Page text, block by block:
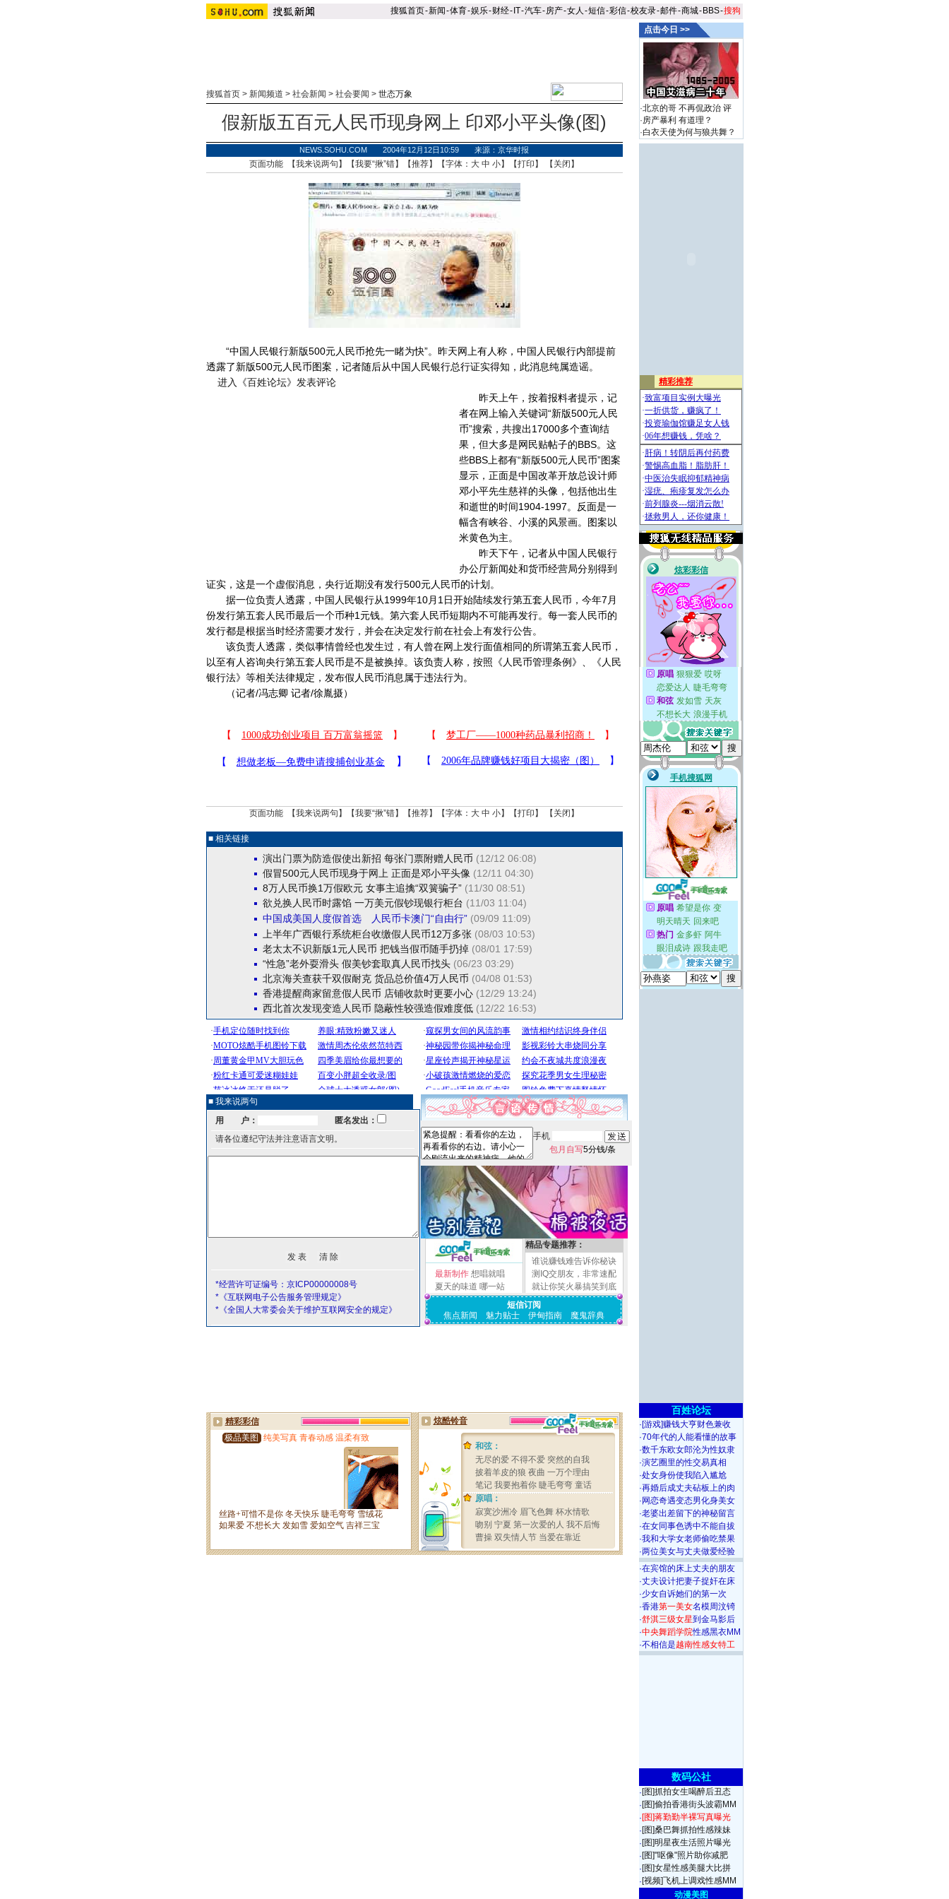
搜狐首页-新闻-体育-娱乐-财经- IT-汽车-房产-女人 -短信-彩信-校友录-邮件-商城- BBS-搜狗
搜狐首页> 新闻频道 > 社会新闻 > 社会要闻 > 世态万象
假新版五百元人民币现身网上 印邓小平头像(图)
NEWS.SOHU.COM 2004年12月12日10:59 来源：京华时报
页面功能 【我来说两句 】【我要“揪”错】【推荐】【字体： 大 中 小】【打印 】 【 关闭 】
“中国人民银行新版500元人民币抢先一睹为快”。昨天网上有人称，中国人民银行内部提前
透露了新版500元人民币图案，记者随后从中国人民银行总行证实得知，此消息纯属造谣。
进入《百姓论坛》发表评论
昨天上午，按着报料者提示，记
者在网上输入关键词“新版500元人民
币”搜索，共搜出17000多个查询结
果，但大多是网民贴帖子的BBS。这
些BBS上都有“新版500元人民币”图案
显示，正面是中国改革开放总设计师
邓小平先生慈祥的头像，包括他出生
和逝世的时间1904-1997。反面是一
幅含有峡谷、小溪的风景画。图案以
米黄色为主。
昨天下午，记者从中国人民银行
办公厅新闻处和货币经营局分别得到
证实，这是一个虚假消息，央行近期没有发行500元人民币的计划。
据一位负责人透露，中国人民银行从1999年10月1日开始陆续发行第五套人民币，今年7月
份发行第五套人民币最后一个币种1元钱。第六套人民币短期内不可能再发行。每一套人民币的
发行都是根据当时经济需要才发行，并会在决定发行前在社会上有发行公告。
该负责人透露，类似事情曾经也发生过，有人曾在网上发行面值相同的所谓第五套人民币，
以至有人咨询央行第五套人民币是不是被换掉。该负责人称，按照《人民币管理条例》、《人民
银行法》等相关法律规定，发布假人民币消息属于违法行为。
（记者/冯志卿 记者/徐胤摄）
页面功能 【我来说两句 】【我要“揪”错】【推荐】【字体： 大 中 小】【打印 】 【 关闭 】
■ 相关链接
演出门票为防造假使出新招 每张门票附赠人民币 (12/12 06:08)
假冒500元人民币现身于网上 正面是邓小平头像 (12/11 04:30)
8万人民币换1万假欧元 女事主追擒“双簧骗子” (11/30 08:51)
欲兑换人民币时露馅 一万美元假钞现银行柜台 (11/03 11:04)
中国成美国人度假首选
人民币卡澳门“自由行” (09/09 11:09)
上半年广西银行系统柜台收缴假人民币12万多张 (08/03 10:53)
老太太不识新版1元人民币 把钱当假币随手扔掉 (08/01 17:59)
“性急”老外耍滑头 假美钞套取真人民币找头 (06/23 03:29)
北京海关查获千双假耐克 货品总价值4万人民币 (04/08 01:53)
香港提醒商家留意假人民币 店铺收款时更要小心 (12/29 13:24)
西北首次发现变造人民币 隐蔽性较强造假难度低 (12/22 16:53)
■ 我来说两句
用 户：
匿名发出：
请各位遵纪守法并注意语言文明。
*经营许可证编号：京ICP00000008号
*《互联网电子公告服务管理规定》
*《全国人大常委会关于维护互联网安全的规定》
手机
包月自写5分钱/条
最新制作 想唱就唱
夏天的味道 哪一站
精品专题推荐：
谁说赚钱难告诉你秘诀
测IQ交朋友，非常速配
就让你笑火暴搞笑到底
短信订阅
焦点新闻
魅力贴士 伊甸指南 魔鬼辞典
点击今日 >>
·北京的哥 不再侃政治 评
·房产暴利 有道理？
·白衣天使为何与狼共舞？
百姓论坛
· [游戏]赚钱大亨财色兼收
·70年代的人能看懂的故事
·数千东欧女郎沦为性奴隶
·演艺圈里的性交易真相
·处女身份使我陷入尴尬
·再婚后成丈夫砧板上的肉
· 网恋奇遇变态男化身美女
·老婆出差留下的神秘留言
·在女同事色诱中不能自拔
·我和大学女老师偷吃禁果
·两位美女与丈夫做爱经验
·在宾馆的床上丈夫的朋友
·丈夫设计把妻子捉奸在床
·少女自诉她们的第一次
·香港第一美女名模周汶锜
·舒淇三级女星到金马影后
·中央舞蹈学院性感黑衣MM
·不相信是越南性感女特工
数码公社
· [图]抓拍女生喝醉后丑态
· [图]偷拍香港街头波霸MM
·[图]蒋勤勤半裸写真曝光
· [图]桑巴舞抓拍性感辣妹
· [图]明星夜生活照片曝光
· [图]"呕像"照片助你减肥
· [图]女星性感美腿大比拼
· [视频]飞机上调戏性感MM
动漫美图